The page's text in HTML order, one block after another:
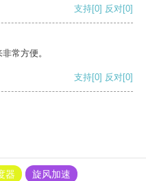
支持[0] 反对[0]
常方便。
支持[0] 反对[0]
器
旋风加速